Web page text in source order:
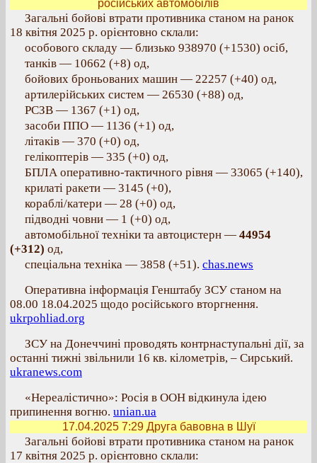
російських автомобілів
Загальні бойові втрати противника станом на ранок
18 квітня 2025 р. орієнтовно склали:
особового складу — близько 938970 (+1530) осіб,
танків — 10662 (+8) од,
бойових броньованих машин — 22257 (+40) од,
артилерійських систем — 26530 (+88) од,
РСЗВ — 1367 (+1) од,
засоби ППО — 1136 (+1) од,
літаків — 370 (+0) од,
гелікоптерів — 335 (+0) од,
БПЛА оперативно-тактичного рівня — 33065 (+140),
крилаті ракети — 3145 (+0),
кораблі/катери — 28 (+0) од,
підводні човни — 1 (+0) од,
автомобільної техніки та автоцистерн — 44954
(+312) од,
спеціальна техніка — 3858 (+51). chas.news
Оперативна інформація Генштабу ЗСУ станом на
08.00 18.04.2025 щодо російського вторгнення.
ukrpohliad.org
ЗСУ на Донеччині проводять контрнаступальні дії, за
останні тижні звільнили 16 кв. кілометрів, – Сирський.
ukranews.com
«Нереалістично»: Росія в ООН відкинула ідею
припинення вогню. unian.ua
17.04.2025 7:29Друга бавовна в Шуї
Загальні бойові втрати противника станом на ранок
17 квітня 2025 р. орієнтовно склали: